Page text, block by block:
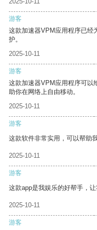
游客
这款加速器VPM应用程序已经
护。
2025-10-11
游客
这款加速器VPM应用程序可以
助你在网络上自由移动。
2025-10-11
游客
这款软件非常实用，可以帮助
2025-10-11
游客
这款app是我娱乐的好帮手，
2025-10-11
游客